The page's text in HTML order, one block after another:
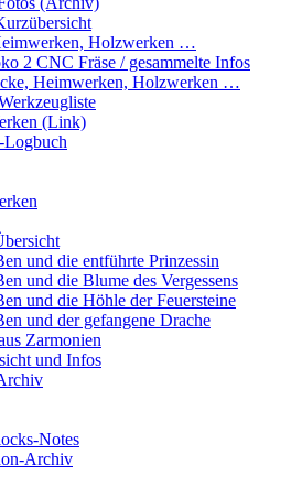
Holzwerken …
2 CNC Fräse / gesammelte Infos
Heimwerken, Holzwerken …
(Link)
Logbuch
und die entführte Prinzessin
und die Blume des Vergessens
und die Höhle der Feuersteine
und der gefangene Drache
Zarmonien
und Infos
Notes
Archiv